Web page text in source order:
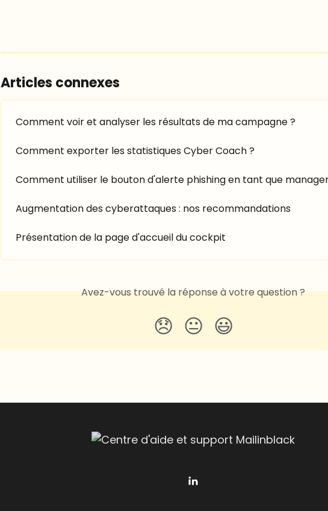
Articles connexes
Comment voir et analyser les résultats de ma campagne ?
Comment exporter les statistiques Cyber Coach ?
Comment utiliser le bouton d'alerte phishing en tant que
Augmentation des cyberattaques : nos recommandations
Présentation de la page d'accueil du cockpit
Avez-vous trouvé la réponse à votre question ?
😞 😐 😃